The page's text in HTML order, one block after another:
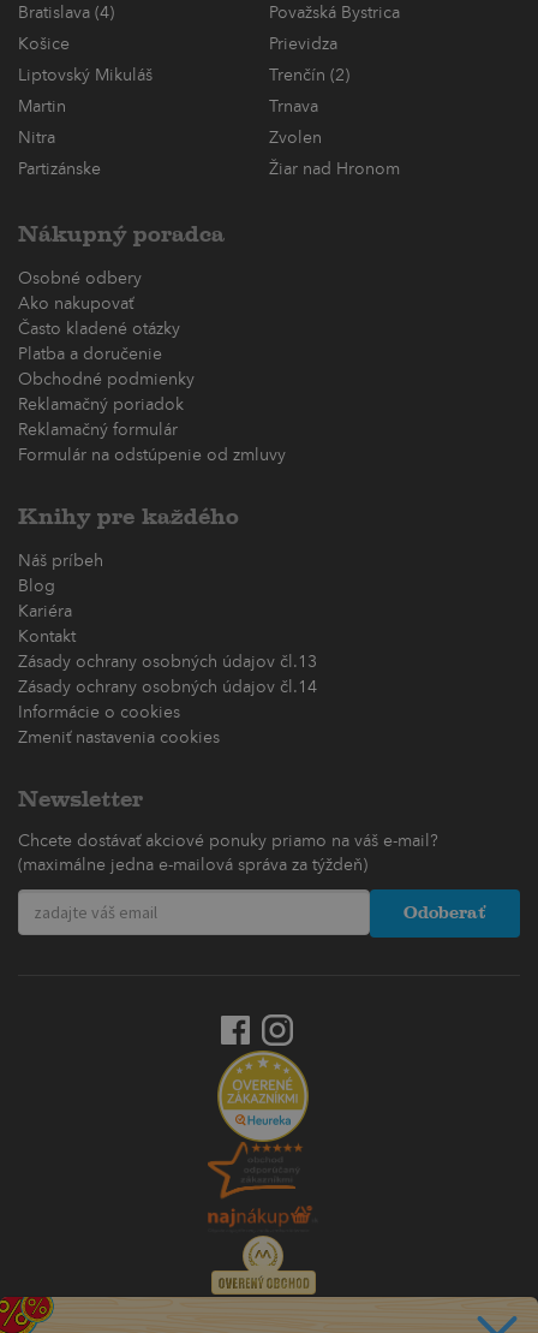
Bratislava (4)
Považská Bystrica
Košice
Prievidza
Liptovský Mikuláš
Trenčín (2)
Martin
Trnava
Nitra
Zvolen
Partizánske
Žiar nad Hronom
Nákupný poradca
Osobné odbery
Ako nakupovať
Často kladené otázky
Platba a doručenie
Obchodné podmienky
Reklamačný poriadok
Reklamačný formulár
Formulár na odstúpenie od zmluvy
Knihy pre každého
Náš príbeh
Blog
Kariéra
Kontakt
Zásady ochrany osobných údajov čl.13
Zásady ochrany osobných údajov čl.14
Informácie o cookies
Zmeniť nastavenia cookies
Newsletter
Chcete dostávať akciové ponuky priamo na váš e-mail?
(maximálne jedna e-mailová správa za týždeň)
Odoberať